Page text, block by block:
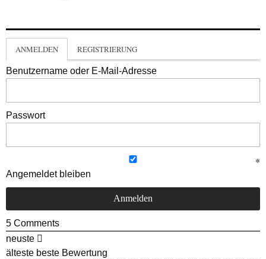
ANMELDEN REGISTRIERUNG
Benutzername oder E-Mail-Adresse
Passwort
Angemeldet bleiben
5 Comments
neuste
älteste beste Bewertung